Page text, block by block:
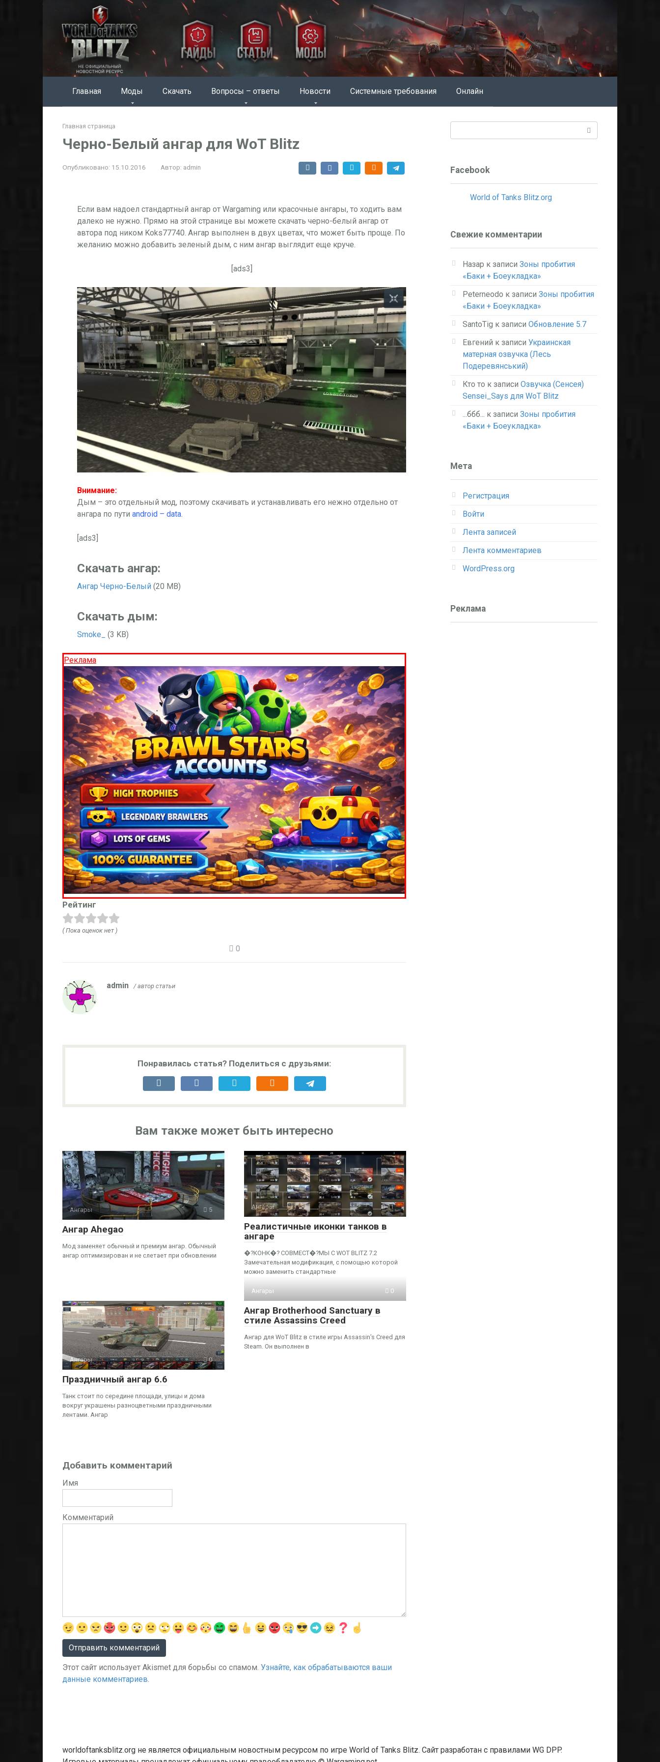
Главная Моды Скачать Вопросы – ответы Новости Системные требования Онлайн
Главная страница
Черно-Белый ангар для WoT Blitz
Опубликовано: 15.10.2016 Автор: admin
Если вам надоел стандартный ангар от Wargaming или красочные ангары, то ходить вам
далеко не нужно. Прямо на этой странице вы можете скачать черно-белый ангар от
автора под ником Koks77740. Ангар выполнен в двух цветах, что может быть проще. По
желанию можно добавить зеленый дым, с ним ангар выглядит еще круче.
[ads3]
Внимание:
Дым – это отдельный мод, поэтому скачивать и устанавливать его нежно отдельно от
ангара по пути android – data.
[ads3]
Скачать ангар:
Ангар Черно-Белый (20 MB)
Скачать дым:
Smoke_ (3 KB)
Реклама
Рейтинг
( Пока оценок нет )
0
admin / автор статьи
Понравилась статья? Поделиться с друзьями:
Вам также может быть интересно
Ангары 5
Ангар Ahegao
Мод заменяет обычный и премиум ангар. Обычный
ангар оптимизирован и не слетает при обновлении
Ангары 11
Реалистичные иконки танков в
ангаре
�?КОНК�? СОВМЕСТ�?МЫ С WOT BLITZ 7.2
Замечательная модификация, с помощью которой
можно заменить стандартные
Ангары 0
Праздничный ангар 6.6
Танк стоит по середине площади, улицы и дома
вокруг украшены разноцветными праздничными
лентами. Ангар
Ангары 0
Ангар Brotherhood Sanctuary в
стиле Assassins Creed
Ангар для WoT Blitz в стиле игры Assassin’s Creed для
Steam. Он выполнен в
Добавить комментарий
Имя
Комментарий
Этот сайт использует Akismet для борьбы со спамом. Узнайте, как обрабатываются ваши
данные комментариев.
Facebook
World of Tanks Blitz.org
Свежие комментарии
Назар к записи Зоны пробития
«Баки + Боеукладка»
Peterneodo к записи Зоны пробития
«Баки + Боеукладка»
SantoTig к записи Обновление 5.7
Евгений к записи Украинская
матерная озвучка (Лесь
Подеревянський)
Кто то к записи Озвучка (Сенсея)
Sensei_Says для WoT Blitz
...ббб... к записи Зоны пробития
«Баки + Боеукладка»
Мета
Регистрация
Войти
Лента записей
Лента комментариев
WordPress.org
Реклама
worldoftanksblitz.org не является официальным новостным ресурсом по игре World of Tanks Blitz. Сайт разработан с правилами WG DPP.